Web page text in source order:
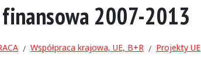
2007-2013
Współpraca krajowa, UE, B+R Projekty UE